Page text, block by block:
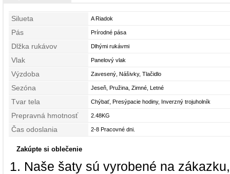
Silueta A Riadok
Pás Prírodné pása
Dlžka rukávov Dlhými rukávmi
Vlak Panelový vlak
Výzdoba Zavesený, Nášivky, Tlačidlo
Sezóna Jeseň, Pružina, Zimné, Letné
Tvar tela Chýbať, Presýpacie hodiny, Inverzný trojuholník
Prepravná hmotnosť 2.48KG
Čas odoslania 2-8 Pracovné dni.
Zakúpte si oblečenie
Naše šaty sú vyrobené na